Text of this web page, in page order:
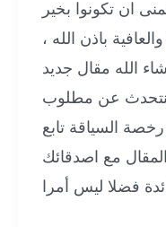
ان تكونوا بخير
باذن الله ،
الله مقال جديد
عن مطلوب
السياقة تابع
مع اصدقائك